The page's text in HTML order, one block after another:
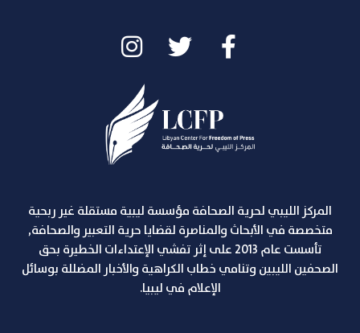
المركز الليبي لحرية الصحافة مؤسسة ليبية مستقلة غير ربحية
متخصصة في الأبحاث والمناصرة لقضايا حرية التعبير والصحافة,
تأسست عام 2013 على إثر تفشي الإعتداءات الخطيرة بحق
الصحفين الليبين وتنامي خطاب الكراهية والأخبار المضللة بوسائل
الإعلام في ليبيا.